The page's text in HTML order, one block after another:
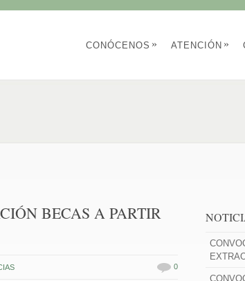
CONÓCENOS » ATENCIÓN »
BECAS A PARTIR
0